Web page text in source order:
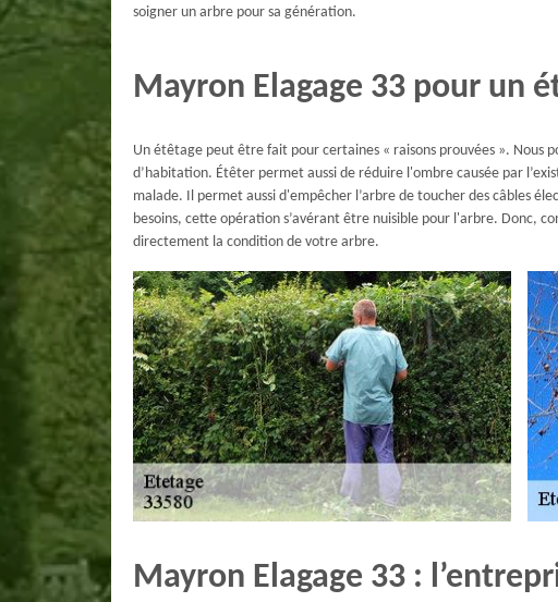
soigner un arbre pour sa génération.
Mayron Elagage 33 pour un
Un étêtage peut être fait pour certaines « raisons prouvées ». Nous
d’habitation. Étêter permet aussi de réduire l'ombre causée par
malade. Il permet aussi d'empêcher l’arbre de toucher des câbles
besoins, cette opération s’avérant être nuisible pour l'arbre. Donc,
directement la condition de votre arbre.
Mayron Elagage 33 :